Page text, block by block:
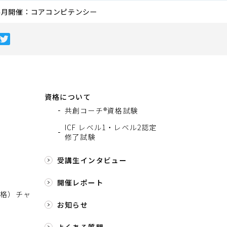
開催：コアコンピテンシー
）チャ
資格について
共創コーチ®資格試験
ICF レベル1・レベル2認定
修了試験
受講生インタビュー
開催レポート
お知らせ